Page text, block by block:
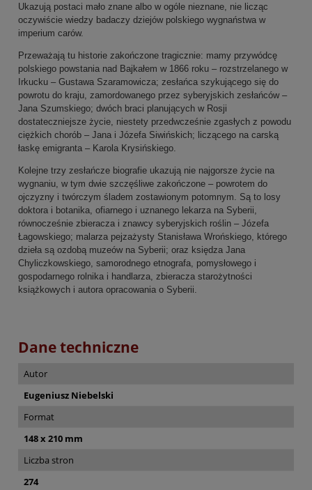
Ukazują postaci mało znane albo w ogóle nieznane, nie licząc
oczywiście wiedzy badaczy dziejów polskiego wygnaństwa w
imperium carów.
Przeważają tu historie zakończone tragicznie: mamy przywódcę
polskiego powstania nad Bajkałem w 1866 roku – rozstrzelanego w
Irkucku – Gustawa Szaramowicza; zesłańca szykującego się do
powrotu do kraju, zamordowanego przez syberyjskich zesłańców –
Jana Szumskiego; dwóch braci planujących w Rosji
dostateczniejsze życie, niestety przedwcześnie zgasłych z powodu
ciężkich chorób – Jana i Józefa Siwińskich; liczącego na carską
łaskę emigranta – Karola Krysińskiego.
Kolejne trzy zesłańcze biografie ukazują nie najgorsze życie na
wygnaniu, w tym dwie szczęśliwe zakończone – powrotem do
ojczyzny i twórczym śladem zostawionym potomnym. Są to losy
doktora i botanika, ofiarnego i uznanego lekarza na Syberii,
równocześnie zbieracza i znawcy syberyjskich roślin – Józefa
Łagowskiego; malarza pejzażysty Stanisława Wrońskiego, którego
dzieła są ozdobą muzeów na Syberii; oraz księdza Jana
Chyliczkowskiego, samorodnego etnografa, pomysłowego i
gospodarnego rolnika i handlarza, zbieracza starożytności
książkowych i autora opracowania o Syberii.
Dane techniczne
Autor
Eugeniusz Niebelski
Format
148 x 210 mm
Liczba stron
274